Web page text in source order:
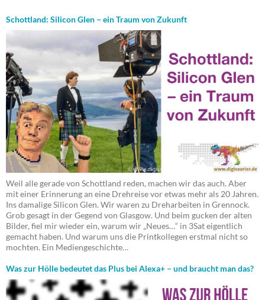
Schottland: Silicon Glen – ein Traum von Zukunft
Weil alle gerade von Schottland reden, machen wir das auch. Aber
mit einer Erinnerung an eine Drehreise vor etwas mehr als 20 Jahren.
Ins damalige Silicon Glen. Wir waren zu Dreharbeiten in Grennock.
Grob gesagt in der Gegend von Glasgow. Und beim gucken der alten
Bilder, fiel mir wieder ein, warum wir „Neues…“ in 3Sat eigentlich
gemacht haben. Und warum uns die Printkollegen erstmal nicht so
mochten. Ein Mediengeschichte…
Was zur Hölle bedeutet das Plus bei Alexa+ – und braucht man das?